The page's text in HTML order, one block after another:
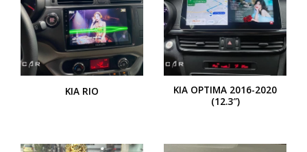
KIA RIO
KIA OPTIMA 2016-2020
(12.3″)